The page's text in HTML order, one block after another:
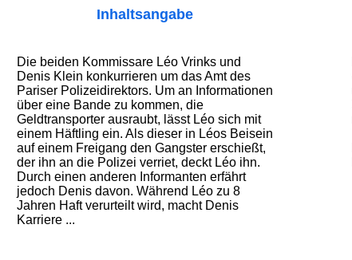
Inhaltsangabe
Die beiden Kommissare Léo Vrinks und
Denis Klein konkurrieren um das Amt des
Pariser Polizeidirektors. Um an Informationen
über eine Bande zu kommen, die
Geldtransporter ausraubt, lässt Léo sich mit
einem Häftling ein. Als dieser in Léos Beisein
auf einem Freigang den Gangster erschießt,
der ihn an die Polizei verriet, deckt Léo ihn.
Durch einen anderen Informanten erfährt
jedoch Denis davon. Während Léo zu 8
Jahren Haft verurteilt wird, macht Denis
Karriere ...